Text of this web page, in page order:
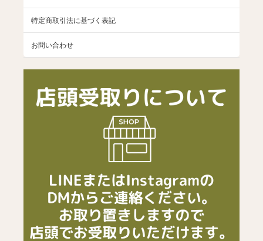
特定商取引法に基づく表記
お問い合わせ